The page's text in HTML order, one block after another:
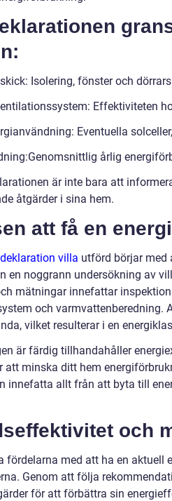
Isolering, fönster och
Effektiviteten
Eventuella
årlig
är inte bara att
åtgärder i sina hem.
att få en
villa utförd börjar med
en noggrann undersökning av
mätningar innefattar
och varmvattenberedning.
vilket resulterar i en
är färdig tillhandahåller
att minska ditt hem
innefatta allt från att byta till
och
fördelarna med att ha en
Genom att följa
för att förbättra sin